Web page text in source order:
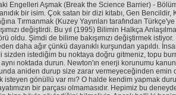
Engelleri Aşmak (Break the Science Barrier) -
bir isim. Çok satan bir dizi kitabı, Gen Bencildir,
Tırmanmak (Kuzey Yayınları tarafından
değiştirdi. Bu yıl (1995) Bilimin Halkça
oldu. Şimdi de bilime bakışımızı değiştirmek
daha ağır çünkü dayanıklı kurşundan yapıldı.
sizden istediğim bu noktaya doğru gitmeniz, topu
aynı noktada durun. Newton'ın enerji korunumu
aniden durup size zarar vermeyeceğinden emin
isteyen gönüllü var mı? O halde kendim yapmak
bir parçası olmamasıdır. Hepimiz bu